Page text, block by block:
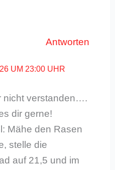
Antworten
UM 23:00 UHR
nicht verstanden….
dir gerne!
Mähe den Rasen
stelle die
auf 21,5 und im